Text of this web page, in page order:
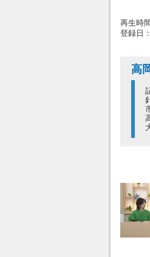
再生時
登録日
高